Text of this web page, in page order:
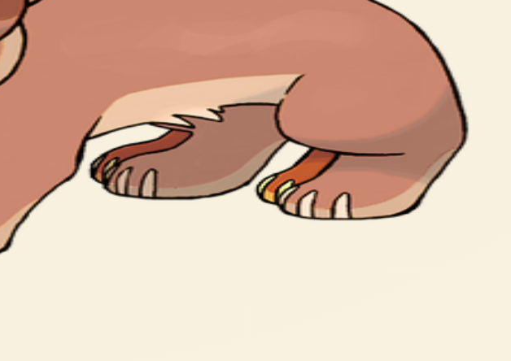
treasured by farming villages.